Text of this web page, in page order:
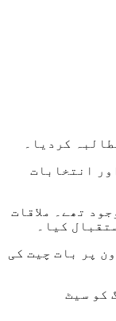
حال اور انتخابات
تھے۔ ملاقات
کیا۔
پر بات چیت کی
لیگ ن نے ایم این اے کی 2 نشستوں پر ق لیگ کو سیٹ